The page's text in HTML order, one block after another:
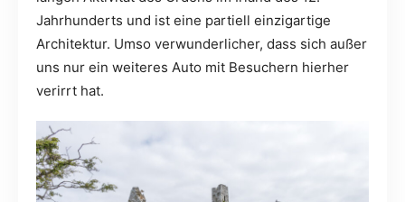
Jahrhunderts und ist eine partiell einzigartige
Architektur. Umso verwunderlicher, dass sich außer
uns nur ein weiteres Auto mit Besuchern hierher
verirrt hat.